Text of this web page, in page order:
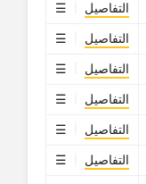
التفاصيل
التفاصيل
التفاصيل
التفاصيل
التفاصيل
التفاصيل